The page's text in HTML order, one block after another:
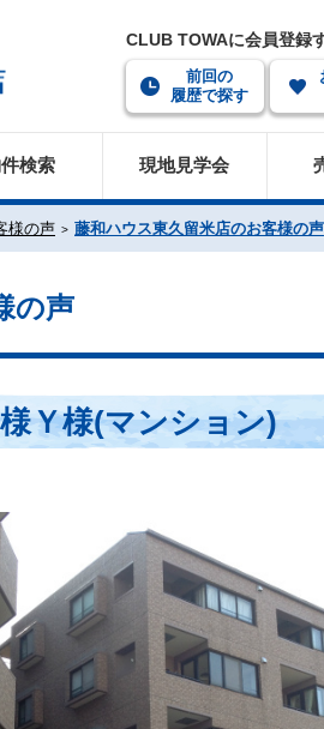
CLUB TOWAに会員登録
前回の
履歴で探す
検索 現地見学会
様の声 藤和ハウス東久留米店のお客様の声
の声
Ｙ様(マンション)